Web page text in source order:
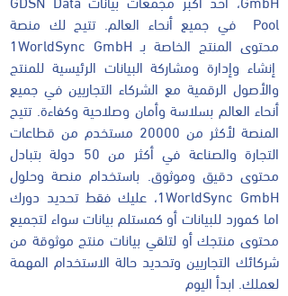
Pool في جميع أنحاء العالم. تتيح لك منصة
محتوى المنتج الخاصة بـ 1WorldSync GmbH
إنشاء وإدارة ومشاركة البيانات الرئيسية للمنتج
والأصول الرقمية مع الشركاء التجاريين في جميع
أنحاء العالم بسلاسة وأمان وصلاحية وكفاءة. تتيح
المنصة لأكثر من 20000 مستخدم من قطاعات
التجارة والصناعة في أكثر من 50 دولة بتبادل
محتوى دقيق وموثوق. باستخدام منصة وحلول
1WorldSync GmbH، عليك فقط تحديد دورك
اما كمورد للبيانات أو كمستلم بيانات سواء لتجميع
محتوى منتجك أو لتلقي بيانات منتج موثوقة من
شركائك التجاريين وتحديد حالة الاستخدام المهمة
لعملك. ابدأ اليوم